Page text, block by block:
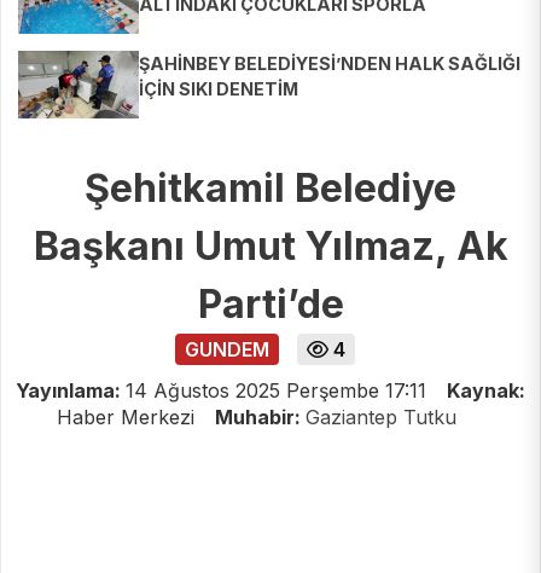
ALTINDAKİ ÇOCUKLARI SPORLA
ŞAHİNBEY BELEDİYESİ’NDEN HALK SAĞLIĞI
İÇİN SIKI DENETİM
Şehitkamil Belediye
Başkanı Umut Yılmaz, Ak
Parti’de
GUNDEM
4
Yayınlama: 14 Ağustos 2025 Perşembe 17:11
Kaynak:
Haber Merkezi
Muhabir: Gaziantep Tutku